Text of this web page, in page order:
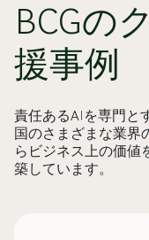
BCGの
援事例
責任あるAIを専門と
国のさまざまな業界
らビジネス上の価値
築しています。